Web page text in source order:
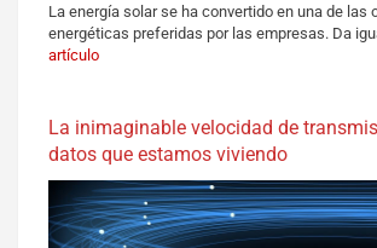
La energía solar se ha convertido en una de las
energéticas preferidas por las empresas. Da
artículo
La inimaginable velocidad de
datos que estamos viviendo